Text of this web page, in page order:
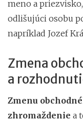
meno a
odlišujúci osobu
napríklad Jozef
Zmena
a
Zmenu
zhromaždenie a